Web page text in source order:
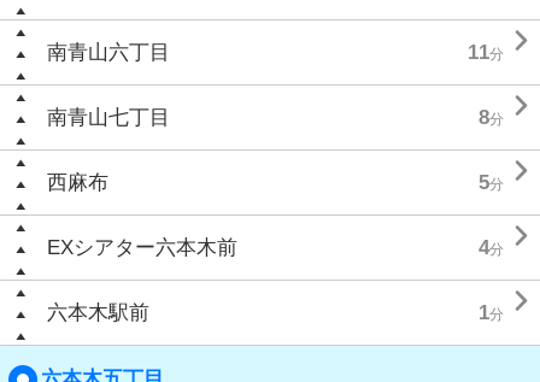
南青山六丁目 11分 
南青山七丁目 8分 
西麻布 5分 
EXシアター六本木前 4分 
六本木駅前 1分 